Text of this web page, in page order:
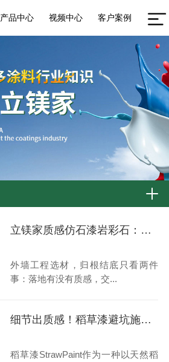
产品中心 视频中心 客户案例
立镁家质感仿石漆岩彩石：颜值在线，更能长效省心
外墙工程选材，归根结底只看两件
事：落地有没有质感，交...
细节出质感！稻草漆避坑施工全攻略
稻草漆StrawPaint作为一种以天然稻